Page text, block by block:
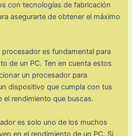
con tecnologías de fabricación
asegurarte de obtener el máximo
procesador es fundamental para
de un PC. Ten en cuenta estos
un procesador para
dispositivo que cumpla con tus
el rendimiento que buscas.
es solo uno de los muchos
en el rendimiento de un PC. Si